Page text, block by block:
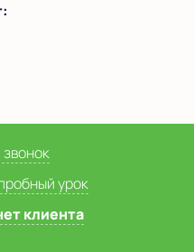
урок
клиента